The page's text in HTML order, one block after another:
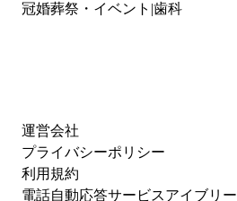
冠婚葬祭・イベント 歯科
運営会社
プライバシーポリシー
利用規約
電話自動応答サービスアイブリー